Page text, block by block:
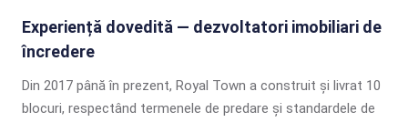
Experiență dovedită — dezvoltatori imobiliari de
încredere
Din 2017 până în prezent, Royal Town a construit și livrat 10
blocuri, respectând termenele de predare și standardele de